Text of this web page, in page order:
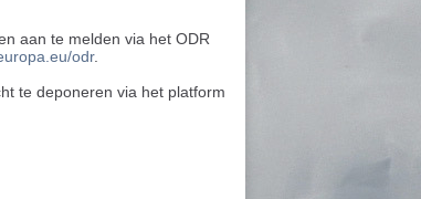
aan te melden via het ODR
odr.
te deponeren via het platform